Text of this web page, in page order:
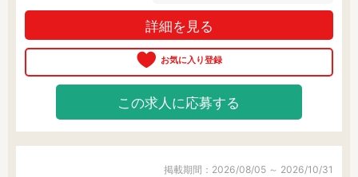
洲アイル駅」より徒歩3分で通勤も
楽々です♪
ワンフロアの園内は、とても綺麗で
広々しています。
独自で開発された全36冊の絵本を、
日々の遊び活動に取り入れていま
す。
毎月1冊の絵本をベースに、制作やリ
もちろん、ほかの絵本もたくさんあ
詳細を見る
この求人に応募する
掲載期間：2026/08/05 ～ 2026/10/31